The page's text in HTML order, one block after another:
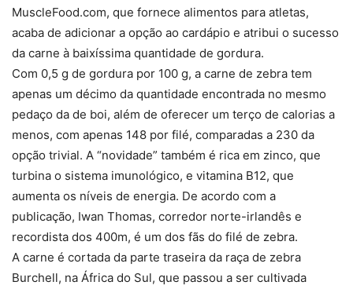
MuscleFood.com, que fornece alimentos para atletas,
acaba de adicionar a opção ao cardápio e atribui o sucesso
da carne à baixíssima quantidade de gordura.
Com 0,5 g de gordura por 100 g, a carne de zebra tem
apenas um décimo da quantidade encontrada no mesmo
pedaço da de boi, além de oferecer um terço de calorias a
menos, com apenas 148 por filé, comparadas a 230 da
opção trivial. A “novidade” também é rica em zinco, que
turbina o sistema imunológico, e vitamina B12, que
aumenta os níveis de energia. De acordo com a
publicação, Iwan Thomas, corredor norte-irlandês e
recordista dos 400m, é um dos fãs do filé de zebra.
A carne é cortada da parte traseira da raça de zebra
Burchell, na África do Sul, que passou a ser cultivada